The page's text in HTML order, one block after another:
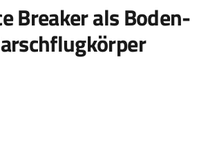
Breaker als Boden-